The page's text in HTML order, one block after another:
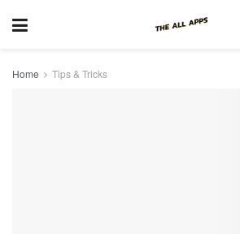
Home Tips & Tricks